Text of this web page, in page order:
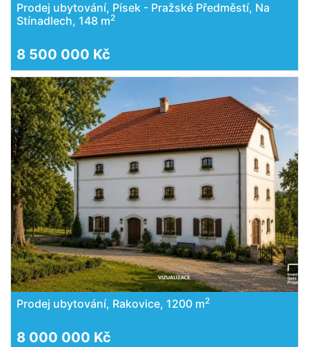
Prodej ubytování, Písek - Pražské Předměstí, Na
Stínadlech, 148 m2
8 500 000 Kč
Prodej ubytování, Rakovice, 1200 m2
8 000 000 Kč